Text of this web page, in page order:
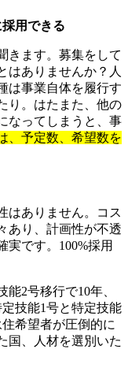
用できる
きます。募集をして
はありませんか？人
は事業自体を履行す
り。はたまた、他の
なってしまうと、事
、予定数、希望数を
はありません。コス
あり、計画性が不透
実です。100%採用
2号移行で10年、
技能1号と特定技能
希望者が圧倒的に
国、人材を選別いた